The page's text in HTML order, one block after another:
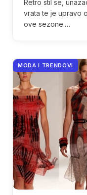
Retro stil se,
vrata te je upravo
ove sezone.…
MODA I TRENDOVI